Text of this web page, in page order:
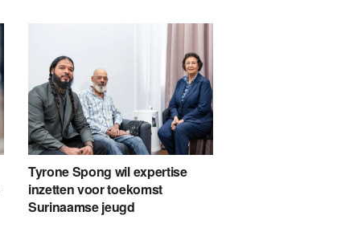
Tyrone Spong wil expertise
inzetten voor toekomst
Surinaamse jeugd